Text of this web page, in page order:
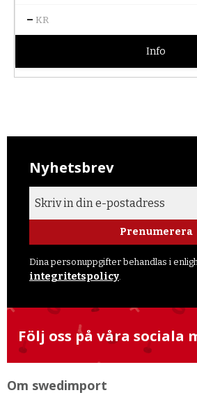
– KR
Info
Nyhetsbrev
Prenumerera
Dina personuppgifter behandlas i
integritetspolicy.
Följ oss på våra sociala
Om swedimport